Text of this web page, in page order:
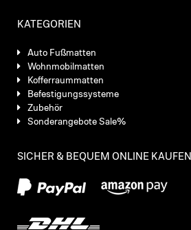
KATEGORIEN
Auto Fußmatten
Wohnmobilmatten
Kofferraummatten
Befestigungssysteme
Zubehör
Sonderangebote Sale%
SICHER & BEQUEM ONLINE KAUFEN